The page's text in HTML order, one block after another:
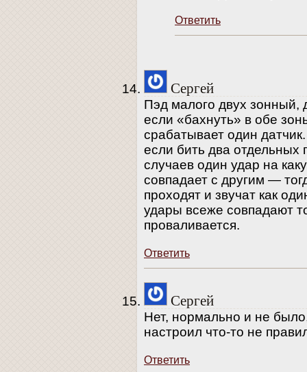
Ответить
Сергей
Пэд малого двух зонный,
если «бахнуть» в обе
срабатывает один
если бить два отдельных
случаев один удар на
совпадает с другим —
проходят и звучат как
удары всеже совпадают
проваливается.
Ответить
Сергей
Нет, нормально и не
настроил что-то не
Ответить